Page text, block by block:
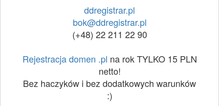
ddregistrar.pl
bok@ddregistrar.pl
(+48) 22 211 22 90
Rejestracja domen .pl na rok TYLKO 15 PLN
netto!
Bez haczyków i bez dodatkowych warunków
:)